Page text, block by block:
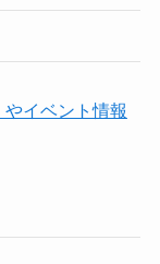
イベント情報